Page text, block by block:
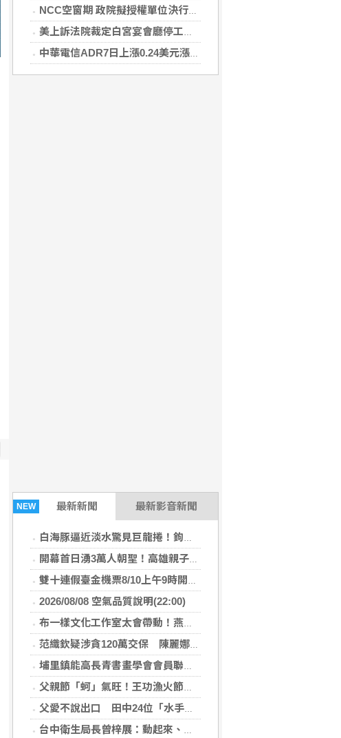
NCC空窗期 政院擬授權單位決行藍牙器材等業務
美上訴法院裁定白宮宴會廳停工 川普誓言上訴最高院
中華電信ADR7日上漲0.24美元漲幅0.57%折台股137.29元
NEW 最新新聞 最新影音新聞
白海豚逼近淡水驚見巨龍捲！鉤狀母雲現蹤30分鐘
開幕首日湧3萬人朝聖！高雄親子樂園區嗨翻
雙十連假臺金機票8/10上午9時開放訂位
2026/08/08 空氣品質說明(22:00)
布一樣文化工作室太會帶動！燕巢晚會笑聲不斷 玩到不想回家！
范織欽疑涉貪120萬交保 陳麗娜猛攻菊系：新潮流重返高雄引疑慮
埔里鎮能高長青書畫學會會員聯合展 匯聚各界期盼盛大登場
父親節「蚵」氣旺！王功漁火節湧破萬人
父愛不說出口 田中24位「水手爸爸」用行動守家
台中衛生局長曾梓展：動起來、養成規律運動迎接健康人生